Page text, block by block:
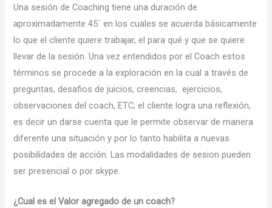
Una sesión de Coaching tiene una duración de
aproximadamente 45´ en los cuales se acuerda básicamente
lo que el cliente quiere trabajar, el para qué y que se quiere
llevar de la sesión. Una vez entendidos por el Coach estos
términos se procede a la exploración en la cual a través de
preguntas, desafios de juicios, creencias, ejercicios,
observaciones del coach, ETC; el cliente logra una reflexión,
es decir un darse cuenta que le permite observar de manera
diferente una situación y por lo tanto habilita a nuevas
posibilidades de acción. Las modalidades de sesion pueden
ser presencial o por skype.
¿Cual es el Valor agregado de un coach?